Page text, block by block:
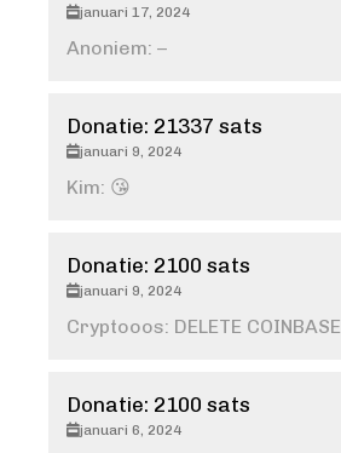
januari 17, 2024
Anoniem: –
Donatie: 21337 sats
januari 9, 2024
Kim: 😘
Donatie: 2100 sats
januari 9, 2024
Cryptooos: DELETE COINBASE
Donatie: 2100 sats
januari 6, 2024